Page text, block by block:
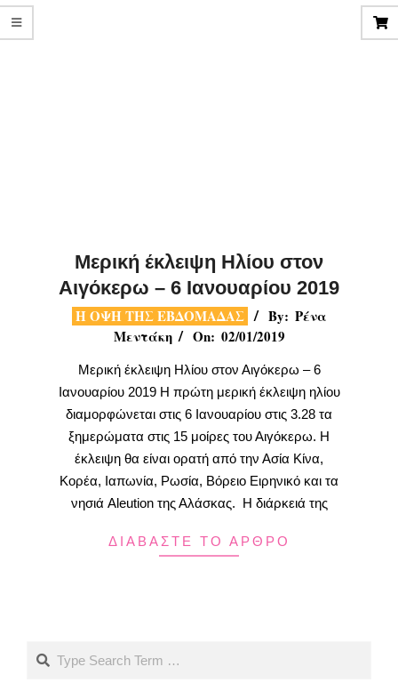
Μερική έκλειψη Ηλίου στον
Αιγόκερω – 6 Ιανουαρίου 2019
2019-Η ΟΨΗ ΤΗΣ ΕΒΔΟΜΑΔΑΣ By: Ρένα
Μεντάκη
On: 02/01/2019
Μερική έκλειψη Ηλίου στον Αιγόκερω – 6
Ιανουαρίου 2019 Η πρώτη μερική έκλειψη ηλίου
διαμορφώνεται στις 6 Ιανουαρίου στις 3.28 τα
ξημερώματα στις 15 μοίρες του Αιγόκερω. Η
έκλειψη θα είναι ορατή από την Ασία Κίνα,
Κορέα, Ιαπωνία, Ρωσία, Βόρειο Ειρηνικό και τα
νησιά Aleution της Αλάσκας. Η διάρκειά της
ΔΙΑΒΑΣΤΕ ΤΟ ΑΡΘΡΟ
Search